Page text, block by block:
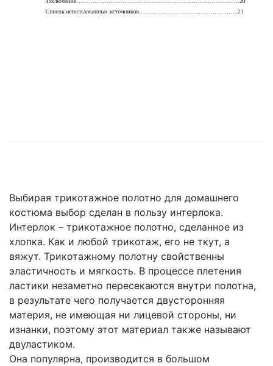
Выбирая трикотажное полотно для домашнего
костюма выбор сделан в пользу интерлока.
Интерлок – трикотажное полотно, сделанное из
хлопка. Как и любой трикотаж, его не ткут, а
вяжут. Трикотажному полотну свойственны
эластичность и мягкость. В процессе плетения
ластики незаметно пересекаются внутри полотна,
в результате чего получается двусторонняя
материя, не имеющая ни лицевой стороны, ни
изнанки, поэтому этот материал также называют
двуластиком.
Она популярна, производится в большом